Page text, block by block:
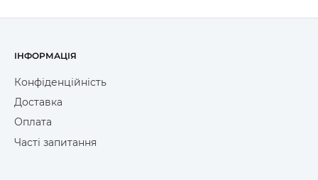
ІНФОРМАЦІЯ
Конфіденційність
Доставка
Оплата
Часті запитання